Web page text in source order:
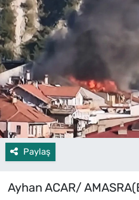
Paylaş
Ayhan ACAR/